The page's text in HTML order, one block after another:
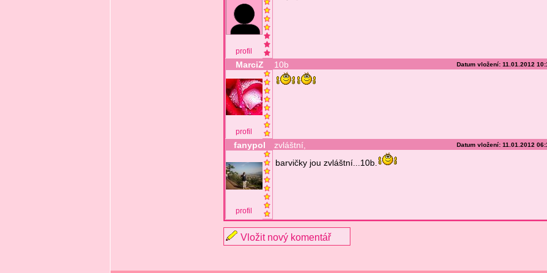
profil
MarciZ 10b Datum vložení: 11.01.2012
profil
fanypol zvláštní, Datum vložení: 11.01.2012
profil
barvičky jou zvláštní...10b.
Vložit nový komentář